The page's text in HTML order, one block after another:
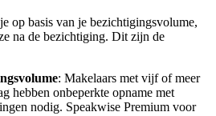
op basis van je bezichtigingsvolume,
na de bezichtiging. Dit zijn de
: Makelaars met vijf of meer
hebben onbeperkte opname met
nodig. Speakwise Premium voor